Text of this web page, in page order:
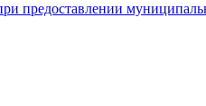
предоставлении